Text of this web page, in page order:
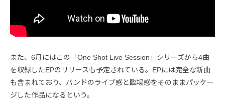
また、6月にはこの「One Shot Live Session」シリーズから4曲
を収録したEPのリリースも予定されている。EPには完全な新曲
も含まれており、バンドのライブ感と臨場感をそのままパッケー
ジした作品になるという。